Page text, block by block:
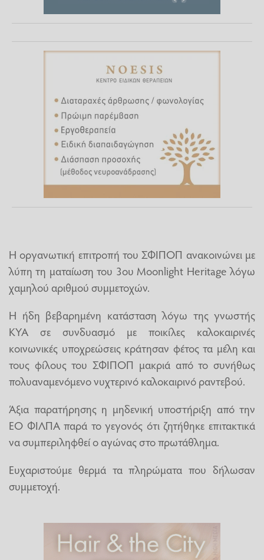
Η οργανωτική επιτροπή του ΣΦΙΠΟΠ ανακοινώνει με
λύπη τη ματαίωση του 3ου Moonlight Heritage λόγω
χαμηλού αριθμού συμμετοχών.
Η ήδη βεβαρημένη κατάσταση λόγω της γνωστής
ΚΥΑ σε συνδυασμό με ποικίλες καλοκαιρινές
κοινωνικές υποχρεώσεις κράτησαν φέτος τα μέλη και
τους φίλους του ΣΦΙΠΟΠ μακριά από το συνήθως
πολυαναμενόμενο νυχτερινό καλοκαιρινό ραντεβού.
Άξια παρατήρησης η μηδενική υποστήριξη από την
ΕΟ ΦΙΛΠΑ παρά το γεγονός ότι ζητήθηκε επιτακτικά
να συμπεριληφθεί ο αγώνας στο πρωτάθλημα.
Ευχαριστούμε θερμά τα πληρώματα που δήλωσαν
συμμετοχή.